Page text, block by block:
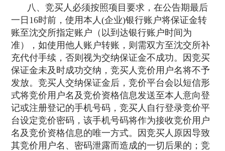
八、竞买人必须按照项目要求，在公告期最后
一日16时前，使用本人(企业)银行账户将保证金转
账至沈交所指定账户（以到达银行账户时间为
准），如使用他人账户转账，则需双方至沈交所补
充代付手续，否则视为交纳保证金不成功。因竞买
保证金未及时成功交纳，竞买人竞价用户名将不予
发放。竞买人交纳保证金后，竞价平台会以短信形
式将竞价用户名及竞价资格信息发送至本人意向登
记或注册登记的手机号码，竞买人自行登录竞价平
台设定竞价密码，该手机号码将作为接收竞价用户
名及竞价资格信息的唯一方式。因竞买人原因导致
其竞价用户名、密码泄露而造成的一切后果的；竞